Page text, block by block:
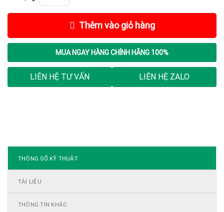
Thêm vào giỏ hàng
MUA NGAY HÀNG CHÍNH HÃNG 100%
LIÊN HỆ TƯ VẤN LIÊN HỆ ZALO
THÔNG SỐ KỸ THUẬT
TÀI LIỆU
THÔNG TIN KHÁC